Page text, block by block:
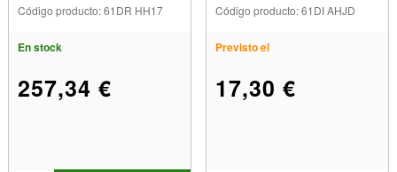
Código producto: 61DR HH17
En stock
257,34 €
Código producto: 61DI AHJD
Previsto el
17,30 €